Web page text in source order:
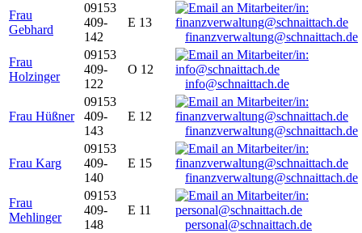
Frau
Gebhard
09153
409-
142
E 13
finanzverwaltung@schnaittach.de
Frau
Holzinger
09153
409-
122
O 12
info@schnaittach.de
Frau Hüßner
09153
409-
143
E 12
finanzverwaltung@schnaittach.de
Frau Karg
09153
409-
140
E 15
finanzverwaltung@schnaittach.de
Frau
Mehlinger
09153
409-
148
E 11
personal@schnaittach.de